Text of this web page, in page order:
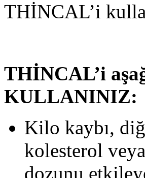
THİNCAL’i
THİNCAL’i
KULLANINIZ:
Kilo kaybı,
kolesterol
dozunu